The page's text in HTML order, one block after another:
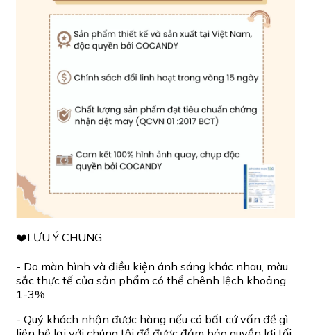
❤️LƯU Ý CHUNG
- Do màn hình và điều kiện ánh sáng khác nhau, màu
sắc thực tế của sản phẩm có thể chênh lệch khoảng
1-3%
- Quý khách nhận được hàng nếu có bất cứ vấn đề gì